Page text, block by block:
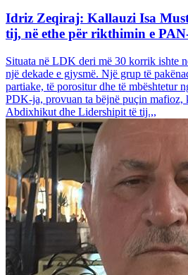
Idriz Zeqiraj: Kallauzi Isa
tij, në ethe për rikthimin e
Situata në LDK deri më 30 korrik ishte
një dekade e gjysmë. Një grup të
partiake, të porositur dhe të mbështetur
PDK-ja, provuan ta bëjnë puçin
Abdixhikut dhe Lidershipit të tij.,,